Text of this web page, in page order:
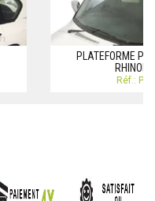
PLATEFORME
Réf.: